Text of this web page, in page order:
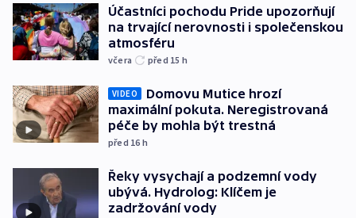
Účastníci pochodu Pride upozorňují
na trvající nerovnosti i společenskou
atmosféru
včera před 15 h
VIDEO
Domovu Mutice hrozí
maximální pokuta. Neregistrovaná
péče by mohla být trestná
před 16 h
Řeky vysychají a podzemní vody
ubývá. Hydrolog: Klíčem je
zadržování vody